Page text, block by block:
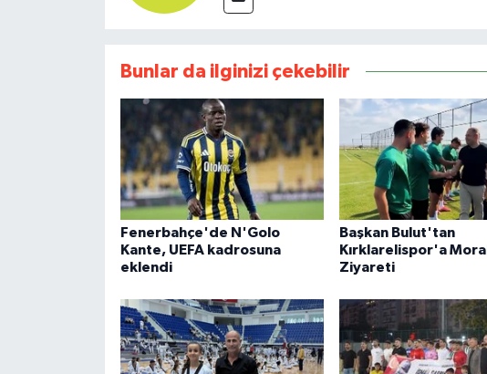
Bunlar da ilginizi çekebilir
Fenerbahçe'de N'Golo
Kante, UEFA kadrosuna
eklendi
Başkan Bulut'tan
Kırklarelispor'a Moral
Ziyareti